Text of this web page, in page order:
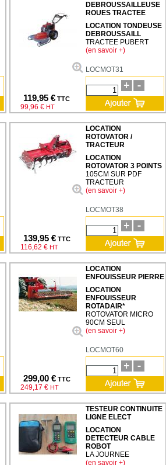
119,95 € TTC
99,96 € HT
DEBROUSSAILLEUSE
ROUES TRACTEE
LOCATION TONDEUSE
DEBROUSSAILL
TRACTEE PUBERT
(en savoir +)
LOCMOT31
139,95 € TTC
116,62 € HT
LOCATION
ROTOVATOR /
TRACTEUR
LOCATION
ROTOVATOR 3 POINTS
105CM SUR PDF
TRACTEUR
(en savoir +)
LOCMOT38
299,00 € TTC
249,17 € HT
LOCATION
ENFOUISSEUR PIERRE
LOCATION
ENFOUISSEUR
ROTADAIR*
ROTOVATOR MICRO
90CM SEUL
(en savoir +)
LOCMOT60
TESTEUR CONTINUITE
LIGNE ELECT
LOCATION
DETECTEUR CABLE
ROBOT
LA JOURNEE
(en savoir +)